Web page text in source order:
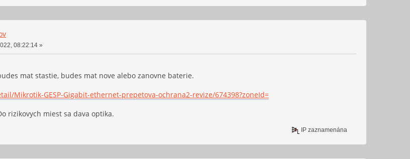
08:22:14 »
mat stastie, budes mat nove alebo zanovne baterie.
Mikrotik-GESP-Gigabit-ethernet-prepetova-ochrana2-revize/674398?zoneId=
rizikovych miest sa dava optika.
IP zaznamenána